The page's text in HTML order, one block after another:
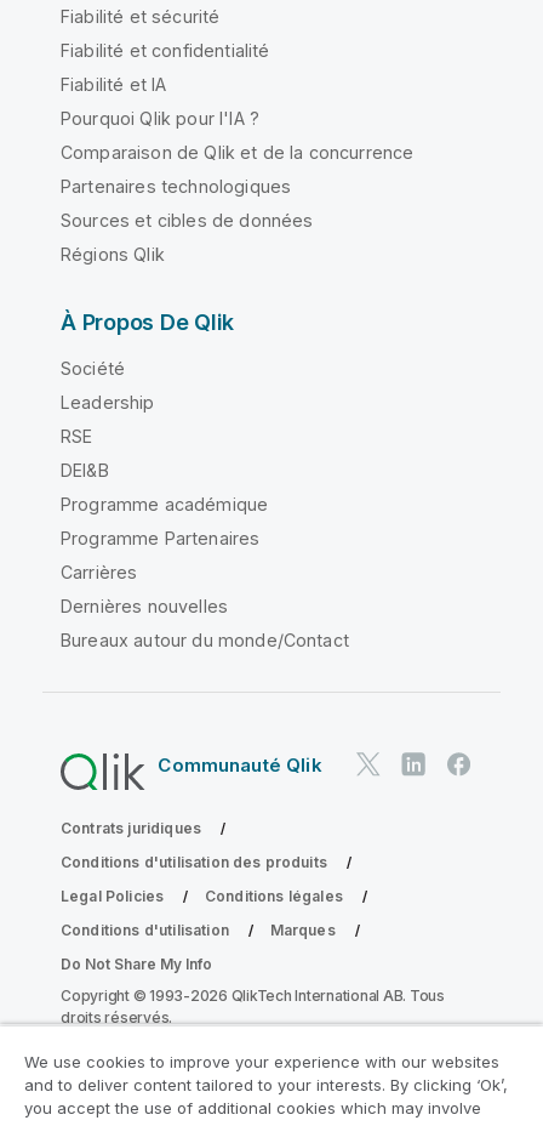
Fiabilité et sécurité
Fiabilité et confidentialité
Fiabilité et IA
Pourquoi Qlik pour l'IA ?
Comparaison de Qlik et de la concurrence
Partenaires technologiques
Sources et cibles de données
Régions Qlik
À Propos De Qlik
Société
Leadership
RSE
DEI&B
Programme académique
Programme Partenaires
Carrières
Dernières nouvelles
Bureaux autour du monde/Contact
Communauté Qlik
Contrats juridiques
Conditions d'utilisation des produits
Legal Policies
Conditions légales
Conditions d'utilisation
Marques
Do Not Share My Info
Copyright © 1993-2026 QlikTech International AB. Tous
droits réservés.
Rejoignez le Programme de
We use cookies to improve your experience with our websites
and to deliver content tailored to your interests. By clicking ‘Ok’,
you accept the use of additional cookies which may involve